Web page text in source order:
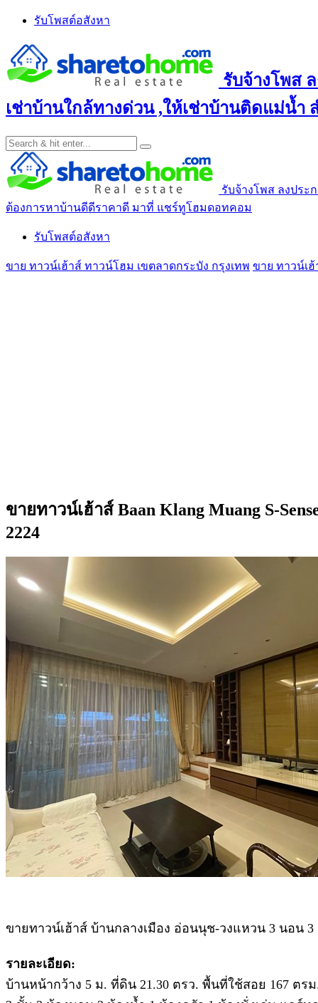
Skip
content
รับโพสต์อสังหา
รับจ้างโพส
เช่าบ้านใกล้ทางด่วน ,ให้เช่าบ้านติดแม่น้
รับจ้างโพส ลงประ
ต้องการหาบ้านดีดีราคาดี มาที่ แชร์ทูโฮมดอทคอม
รับโพสต์อสังหา
ขาย ทาวน์เฮ้าส์ ทาวน์โฮม เขตลาดกระบัง กรุงเทพ ขาย ทาวน์เ
ขายทาวน์เฮ้าส์ Baan Klang Muang S-
2224
ขายทาวน์เฮ้าส์ บ้านกลางเมือง อ่อนนุช-วงแหวน 3 นอน
รายละเอียด:
บ้านหน้ากว้าง 5 ม. ที่ดิน 21.30 ตรว. พื้นที่ใช้สอย 167 ตร